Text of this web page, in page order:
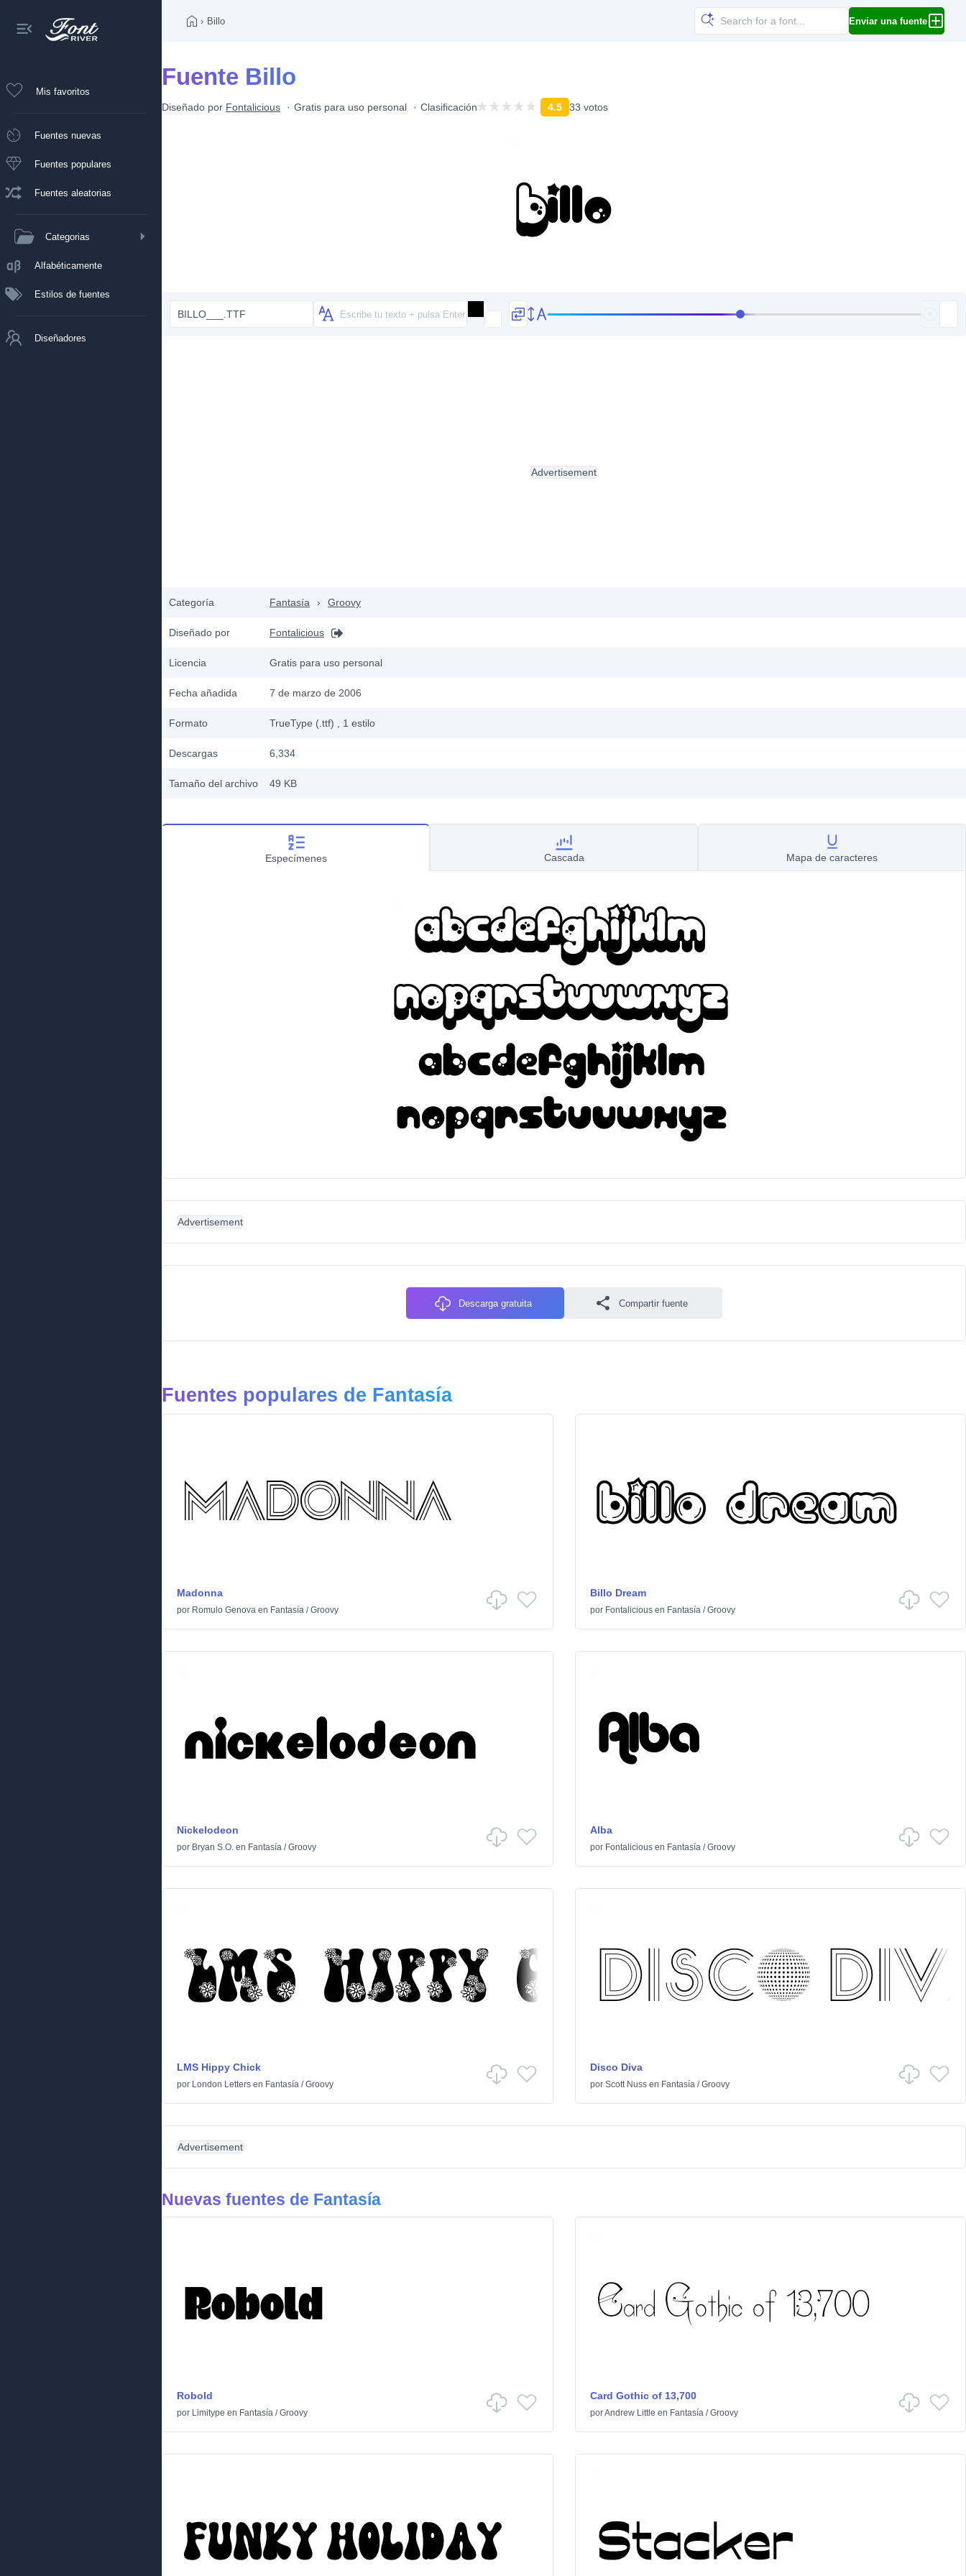
Mis favoritos
Fuentes nuevas
Fuentes populares
Fuentes aleatorias
Categorias
Alfabéticamente
Estilos de fuentes
Diseñadores
› Billo Enviar una fuente
Fuente Billo
Diseñado por Fontalicious Gratis para uso personal Clasificación 4.5 33 votos
BILLO___.TTF
Categoría Fantasía › Groovy
Diseñado por Fontalicious
Licencia Gratis para uso personal
Fecha añadida 7 de marzo de 2006
Formato TrueType (.ttf) , 1 estilo
Descargas 6,334
Tamaño del archivo 49 KB
Advertisement
Especímenes Cascada Mapa de caracteres
Advertisement
Descarga gratuita Compartir fuente
Fuentes populares de Fantasía
Madonna
por Romulo Genova en Fantasía /Groovy
Billo Dream
por Fontaliciousen Fantasía/Groovy
Nickelodeon
por Bryan S.O. en Fantasía /Groovy
Alba
por Fontaliciousen Fantasía/Groovy
LMS Hippy Chick
por London Letters en Fantasía /Groovy
Disco Diva
por Scott Nussen Fantasía/Groovy
Advertisement
Nuevas fuentes de Fantasía
Robold
por Limitype en Fantasía /Groovy
Card Gothic of 13,700
porAndrew Little en Fantasía/Groovy